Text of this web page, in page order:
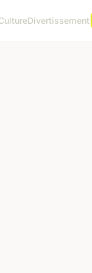
Divertissement